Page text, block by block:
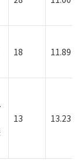
18 11.89
13 13.23